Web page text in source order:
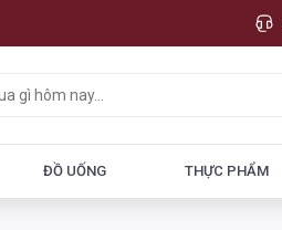
ĐỒ UỐNG THỰC PHẨM